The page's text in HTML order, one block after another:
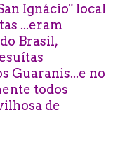
Ignácio" local
...eram
Brasil,
Guaranis...e no
todos
de